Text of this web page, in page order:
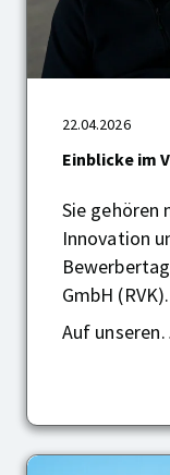
22.04.2026
Einblicke im
Sie gehören
Innovation
GmbH (RVK).
Auf